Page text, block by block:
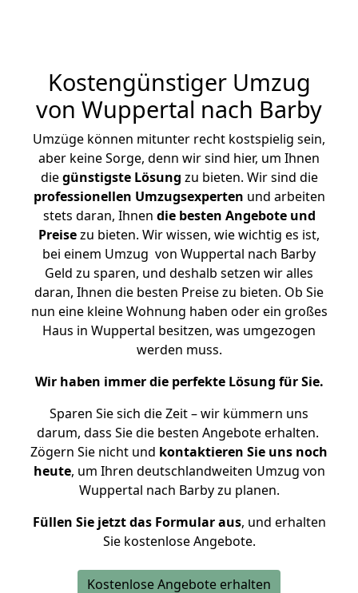
Kostengünstiger Umzug
von Wuppertal nach Barby
Umzüge können mitunter recht kostspielig sein,
aber keine Sorge, denn wir sind hier, um Ihnen
diegünstigste Lösung zu bieten. Wir sind die
professionellen Umzugsexperten und arbeiten
stets daran, Ihnen die besten Angebote und
Preisezu bieten. Wir wissen, wie wichtig es ist,
bei einem Umzug von Wuppertal nach Barby
Geld zu sparen, und deshalb setzen wir alles
daran, Ihnen die besten Preise zu bieten. Ob Sie
nun eine kleine Wohnung haben oder ein großes
Haus in Wuppertal besitzen, was umgezogen
werden muss.
Wir haben immer die perfekte Lösung für Sie.
Sparen Sie sich die Zeit – wir kümmern uns
darum, dass Sie die besten Angebote erhalten.
Zögern Sie nicht und kontaktieren Sie uns noch
heute, um Ihren deutschlandweiten Umzug von
Wuppertal nach Barby zu planen.
Füllen Sie jetzt das Formular aus, und erhalten
Sie kostenlose Angebote.
Kostenlose Angebote erhalten